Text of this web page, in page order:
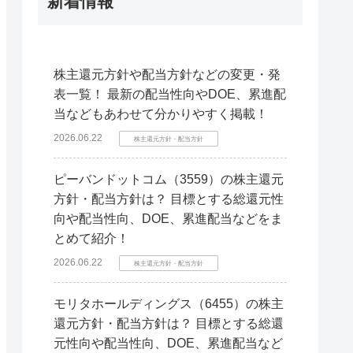
株主還元方針や配当方針などの変更・発
表一覧！ 最新の配当性向やDOE、累進配
当などもあわせて分かりやすく掲載！
2026.06.22 株主還元方針・配当方針
ピーバンドットコム（3559）の株主還元
方針・配当方針は？ 目標とする総還元性
向や配当性向、DOE、累進配当などをま
とめて紹介！
2026.06.22 株主還元方針・配当方針
モリタホールディングス（6455）の株主
還元方針・配当方針は？ 目標とする総還
元性向や配当性向、DOE、累進配当など